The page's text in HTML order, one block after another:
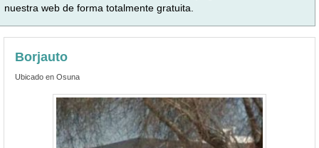
nuestra web de forma totalmente gratuita.
Borjauto
Ubicado en Osuna